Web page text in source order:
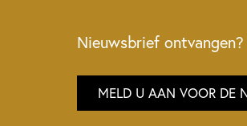
Nieuwsbrief ontvangen?
MELD U AAN VOOR DE